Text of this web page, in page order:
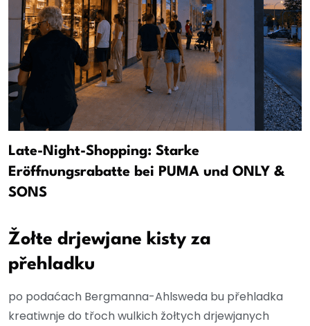
Late-Night-Shopping: Starke
Eröffnungsrabatte bei PUMA und ONLY &
SONS
Žołte drjewjane kisty za
přehladku
po podaćach Bergmanna-Ahlsweda bu přehladka
kreatiwnje do třoch wulkich žołtych drjewjanych